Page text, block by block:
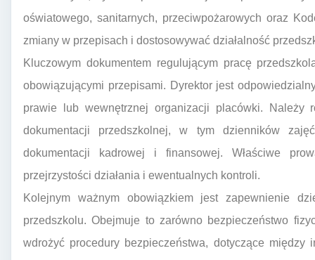
oświatowego, sanitarnych, przeciwpożarowych oraz
zmiany w przepisach i dostosowywać działalność
Kluczowym dokumentem regulującym pracę
obowiązującymi przepisami. Dyrektor jest
prawie lub wewnętrznej organizacji placówki. Należy
dokumentacji przedszkolnej, w tym dzienników
dokumentacji kadrowej i finansowej. Właściwe
przejrzystości działania i ewentualnych kontroli.
Kolejnym ważnym obowiązkiem jest zapewnienie
przedszkolu. Obejmuje to zarówno bezpieczeństwo
wdrożyć procedury bezpieczeństwa, dotyczące